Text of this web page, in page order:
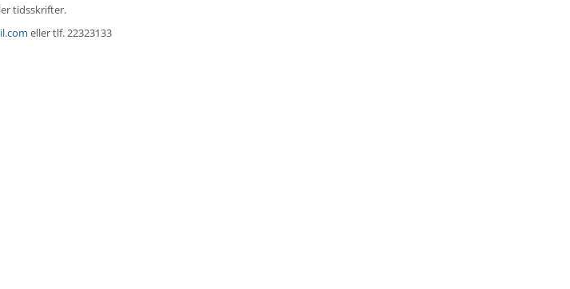
tidsskrifter.
eller tlf. 22323133